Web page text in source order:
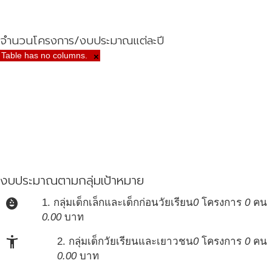
จำนวนโครงการ/งบประมาณแต่ละปี
Table has no columns. ×
งบประมาณตามกลุ่มเป้าหมาย
child_care 1. กลุ่มเด็กเล็กและเด็กก่อนวัยเรียน0โครงการ 0คน
0.00บาท
accessibility_new 2. กลุ่มเด็กวัยเรียนและเยาวชน0โครงการ 0คน
0.00บาท